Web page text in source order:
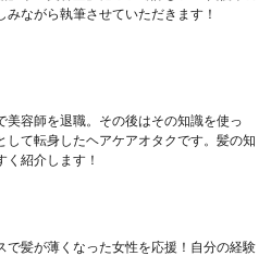
みながら執筆させていただきます！
美容師を退職。その後はその知識を使っ
して転身したヘアケアオタクです。髪の知
く紹介します！
で髪が薄くなった女性を応援！自分の経験